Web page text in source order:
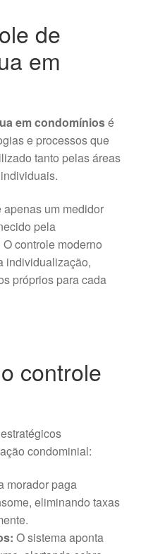
de
em
em condomíniosé
e processos que
tanto pelas áreas
um medidor
pela
controle moderno
individualização,
próprios para cada
controle
condominial:
morador paga
eliminando taxas
O sistema aponta